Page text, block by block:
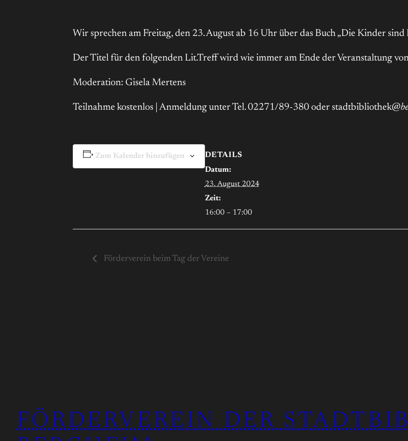
Wir sprechen am Freitag, den 23. August ab 16 Uhr über das Buch „Die Kinder
Der Titel für den folgenden Lit.Treff wird wie immer am Ende der Veranstaltung
Moderation: Gisela Mertens
Teilnahme kostenlos | Anmeldung unter Tel. 02271/89-380 oder stadtbibliothek@
Zum Kalender hinzufügen
DETAILS
Datum:
23. August 2024
Zeit:
16:00 – 17:00
Förderverein beim Tag der Vereine
FÖRDERVEREIN DER